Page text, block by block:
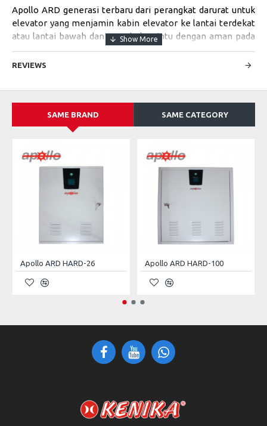
Apollo ARD generasi terbaru dari perangkat darurat untuk
elevator yang menjamin kabin elevator ke lantai terdekat
atau lantai bawah dan membuka pintu dengan aman pada
saat terjadi gangguan pada sistem teganggan listrik.
Smart CPU Microprocessor Based sebagai dasar dari Apollo
keadaan darurat.
Apollo ARD dapat dipasang pada semua type Control
sehingga bebas perawatan serta instalasi yang mudah.
HARD-11S
AC Input
380/415Vac ± 20%3
PHASEInput 50/60Hz ±
10%
Charger Type Controlled Rectifier CVCC
10 hours for 90% of Full
Battery Capacity
Output
380/415Vac
REVIEWS
SAME BRAND SAME CATEGORY
Apollo ARD HARD-26 Apollo ARD HARD-100